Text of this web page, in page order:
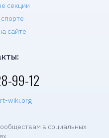
секции
сайте
99-12
wiki.org
в социальных